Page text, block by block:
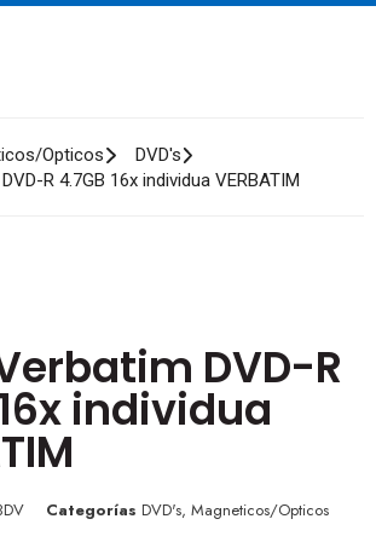
Opticos
DVD's
R 4.7GB 16x individua VERBATIM
DVD-R
individua
Categorías DVD's, Magneticos/Opticos